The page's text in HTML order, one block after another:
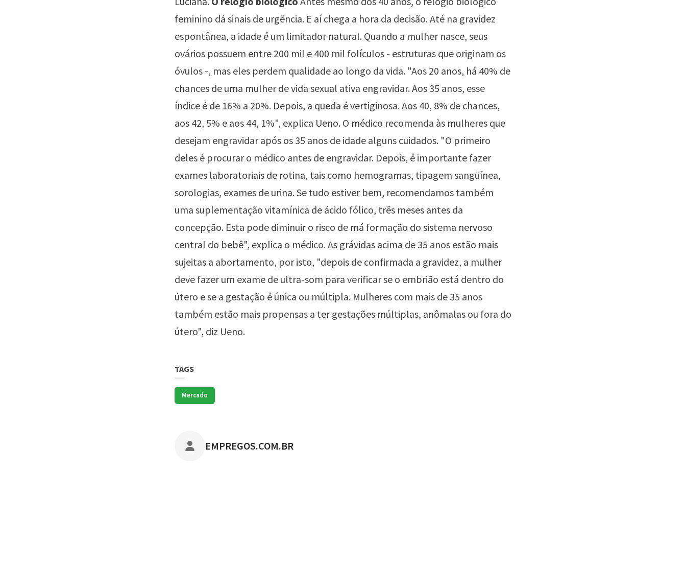
feminino dá sinais de urgência. E aí chega a hora da decisão. Até na gravidez
espontânea, a idade é um limitador natural. Quando a mulher nasce, seus
ovários possuem entre 200 mil e 400 mil folículos - estruturas que originam os
óvulos -, mas eles perdem qualidade ao longo da vida. "Aos 20 anos, há 40% de
chances de uma mulher de vida sexual ativa engravidar. Aos 35 anos, esse
índice é de 16% a 20%. Depois, a queda é vertiginosa. Aos 40, 8% de chances,
aos 42, 5% e aos 44, 1%", explica Ueno. O médico recomenda às mulheres que
desejam engravidar após os 35 anos de idade alguns cuidados. "O primeiro
deles é procurar o médico antes de engravidar. Depois, é importante fazer
exames laboratoriais de rotina, tais como hemogramas, tipagem sangüínea,
sorologias, exames de urina. Se tudo estiver bem, recomendamos também
uma suplementação vitamínica de ácido fólico, três meses antes da
concepção. Esta pode diminuir o risco de má formação do sistema nervoso
central do bebê", explica o médico. As grávidas acima de 35 anos estão mais
sujeitas a abortamento, por isto, "depois de confirmada a gravidez, a mulher
deve fazer um exame de ultra-som para verificar se o embrião está dentro do
útero e se a gestação é única ou múltipla. Mulheres com mais de 35 anos
também estão mais propensas a ter gestações múltiplas, anômalas ou fora do
útero", diz Ueno.
TAGS
Mercado
POSTADO POR
EMPREGOS.COM.BR